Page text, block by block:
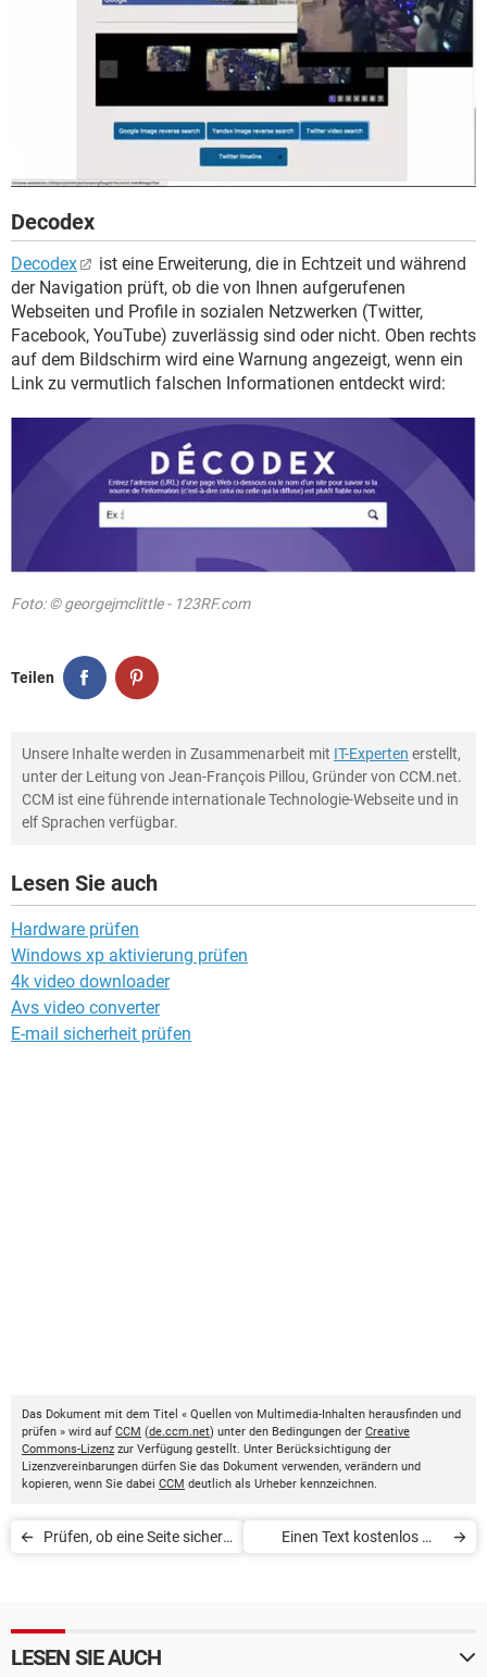
Decodex
Decodex
ist eine Erweiterung, die in Echtzeit und während
der Navigation prüft, ob die von Ihnen aufgerufenen
Webseiten und Profile in sozialen Netzwerken (Twitter,
Facebook, YouTube) zuverlässig sind oder nicht. Oben rechts
auf dem Bildschirm wird eine Warnung angezeigt, wenn ein
Link zu vermutlich falschen Informationen entdeckt wird:
Foto: © georgejmclittle - 123RF.com
Teilen
Unsere Inhalte werden in Zusammenarbeit mit IT-Experten erstellt,
unter der Leitung von Jean-François Pillou, Gründer von CCM.net.
CCM ist eine führende internationale Technologie-Webseite und in
elf Sprachen verfügbar.
Lesen Sie auch
Hardware prüfen
Windows xp aktivierung prüfen
4k video downloader
Avs video converter
E-mail sicherheit prüfen
Das Dokument mit dem Titel « Quellen von Multimedia-Inhalten herausfinden und
prüfen » wird auf CCM (de.ccm.net) unter den Bedingungen der Creative
Commons-Lizenz zur Verfügung gestellt. Unter Berücksichtigung der
Lizenzvereinbarungen dürfen Sie das Dokument verwenden, verändern und
kopieren, wenn Sie dabei CCM deutlich als Urheber kennzeichnen.
Prüfen, ob eine Seite sicher
Einen Text kostenlos mit
LESEN SIE AUCH